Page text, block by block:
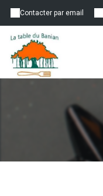
Contacter par email